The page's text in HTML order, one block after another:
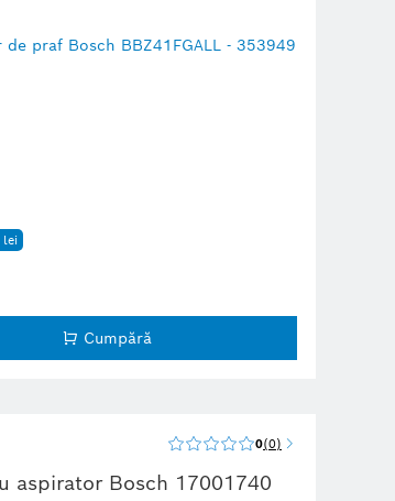
lei
Cumpără
0 0
aspirator Bosch 17001740